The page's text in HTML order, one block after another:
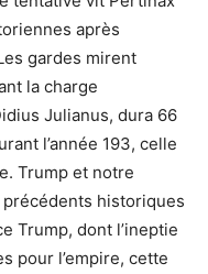
après
gardes mirent
la charge
Julianus, dura 66
l’année 193, celle
Trump et notre
historiques
Trump, dont l’ineptie
pour l’empire, cette